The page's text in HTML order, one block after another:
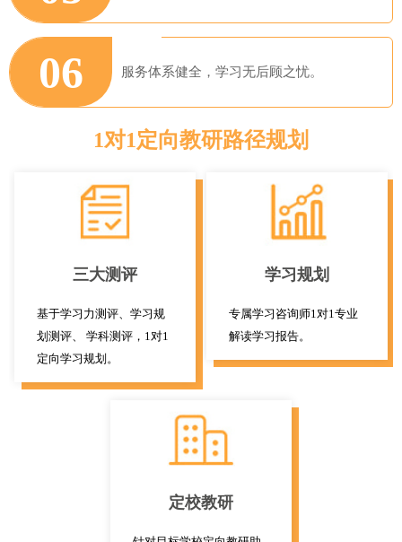
06 服务体系健全，学习无后顾之忧。
1对1定向教研路径规划
三大测评
基于学习力测评、学习规
划测评、 学科测评，1对1
定向学习规划。
学习规划
专属学习咨询师1对1专业
解读学习报告。
定校教研